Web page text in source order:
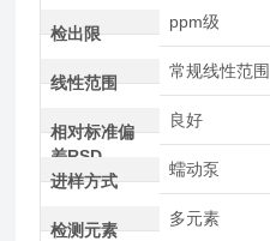
检出限
ppm级
线性范围
常规线性范围
相对标准偏
差RSD
良好
进样方式
蠕动泵
检测元素
多元素